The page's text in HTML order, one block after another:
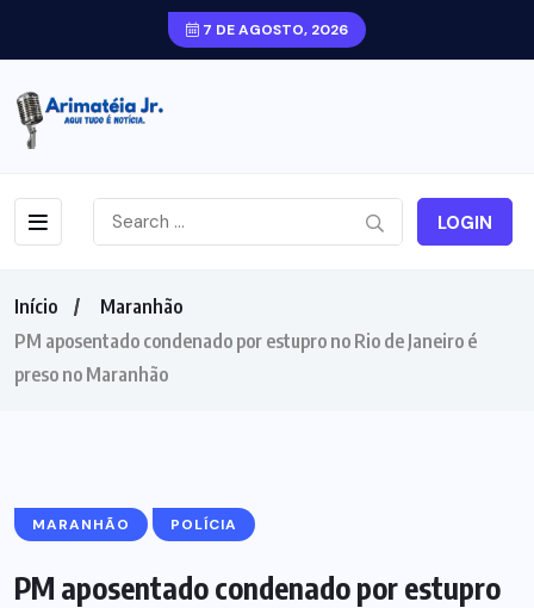
7 DE AGOSTO, 2026
LOGIN
Início
Maranhão
PM aposentado condenado por estupro no Rio de Janeiro é
preso no Maranhão
MARANHÃO POLÍCIA
PM aposentado condenado por estupro